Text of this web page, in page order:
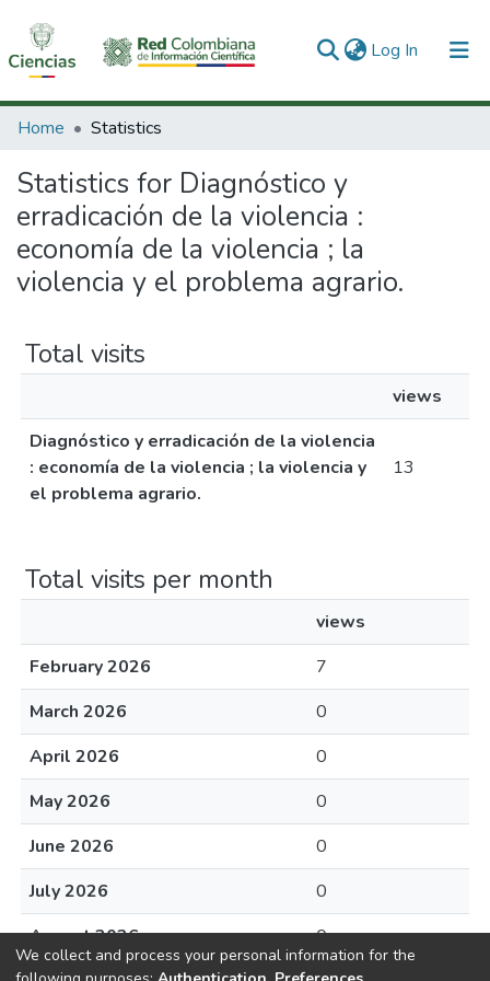
Log In (current)
Communities & Collections
All of DSpace
Home Statistics
Statistics for Diagnóstico y
erradicación de la violencia :
economía de la violencia ; la
violencia y el problema agrario.
Total visits
views
Diagnóstico y erradicación de la violencia
: economía de la violencia ; la violencia y
el problema agrario.
13
Total visits per month
views
February 2026
7
March 2026
0
April 2026
0
May 2026
0
June 2026
0
July 2026
0
August 2026
0
We collect and process your personal information for the